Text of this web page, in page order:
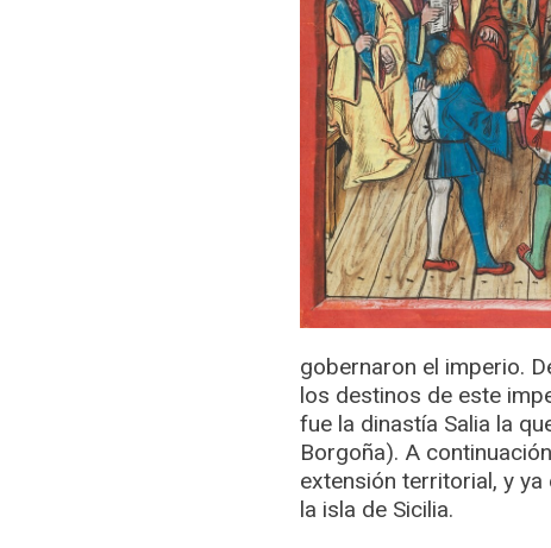
gobernaron el imperio.
los destinos de este
fue la dinastía Salia la
Borgoña). A
extensión territorial, y
la isla de Sicilia.